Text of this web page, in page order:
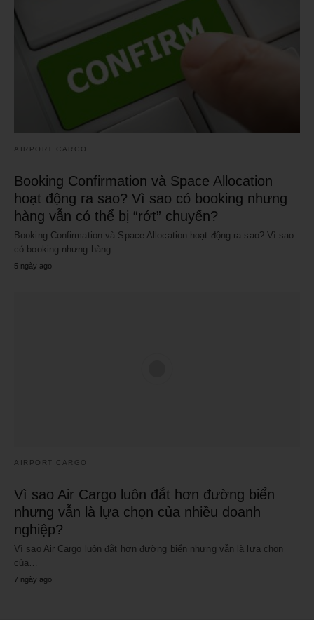
AIRPORT CARGO
Booking Confirmation và Space Allocation
hoạt động ra sao? Vì sao có booking nhưng
hàng vẫn có thể bị “rớt” chuyến?
Booking Confirmation và Space Allocation hoạt động ra sao? Vì sao
có booking nhưng hàng…
5 ngày ago
AIRPORT CARGO
Vì sao Air Cargo luôn đắt hơn đường biển
nhưng vẫn là lựa chọn của nhiều doanh
nghiệp?
Vì sao Air Cargo luôn đắt hơn đường biển nhưng vẫn là lựa chọn
của…
7 ngày ago